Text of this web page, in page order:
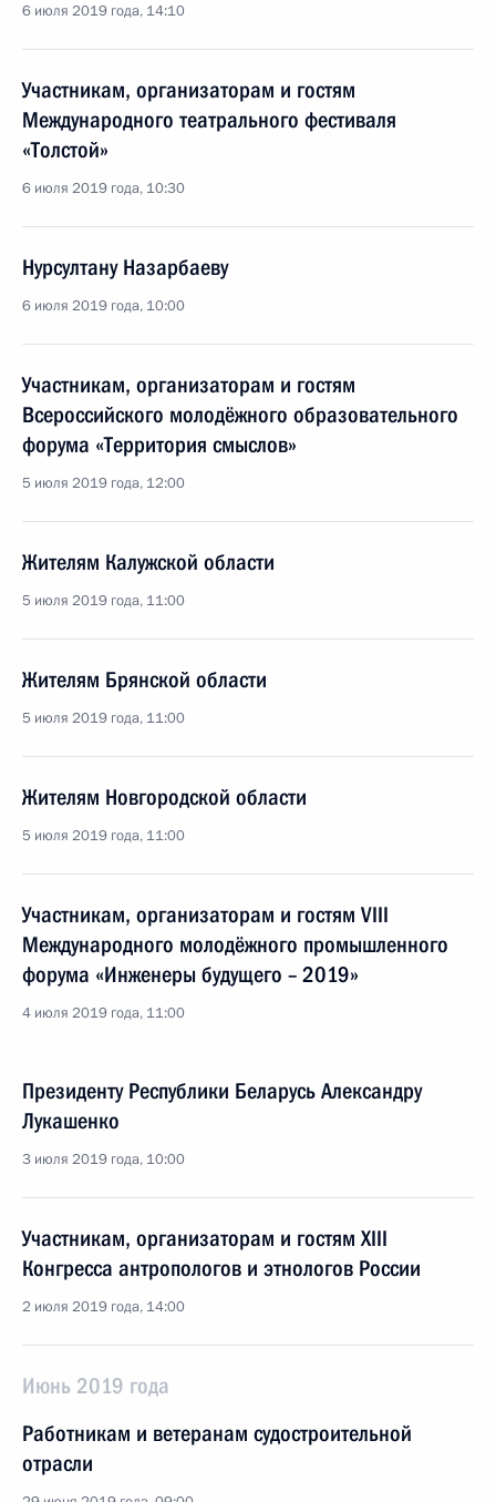
6 июля 2019 года, 14:10
Участникам, организаторам и гостям
Международного театрального фестиваля
«Толстой»
6 июля 2019 года, 10:30
Нурсултану Назарбаеву
6 июля 2019 года, 10:00
Участникам, организаторам и гостям
Всероссийского молодёжного образовательного
форума «Территория смыслов»
5 июля 2019 года, 12:00
Жителям Калужской области
5 июля 2019 года, 11:00
Жителям Брянской области
5 июля 2019 года, 11:00
Жителям Новгородской области
5 июля 2019 года, 11:00
Участникам, организаторам и гостям VIII
Международного молодёжного промышленного
форума «Инженеры будущего – 2019»
4 июля 2019 года, 11:00
Президенту Республики Беларусь Александру
Лукашенко
3 июля 2019 года, 10:00
Участникам, организаторам и гостям XIII
Конгресса антропологов и этнологов России
2 июля 2019 года, 14:00
Июнь 2019 года
Работникам и ветеранам судостроительной
отрасли